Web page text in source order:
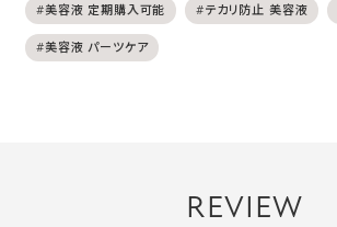
#美容液 定期購入可能 #テカリ防止 美容液
#美容液 パーツケア
REVIEW